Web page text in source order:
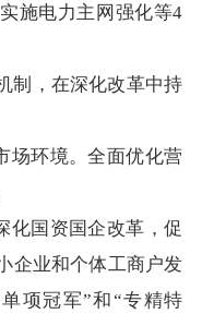
施电力主网强化等4
制，在深化改革中持
场环境。全面优化营
化国资国企改革，促
企业和个体工商户发
项冠军”和“专精特